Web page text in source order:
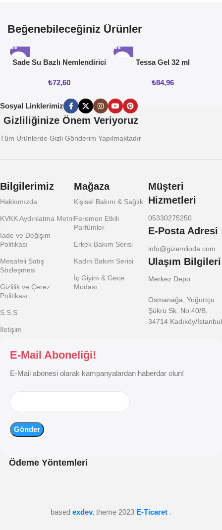
Beğenebileceğiniz Ürünler
Sade Su Bazlı Nemlendirici
₺72,60
Tessa Gel 32 ml
₺84,96
Sosyal Linklerimiz
Gizliliğinize Önem Veriyoruz
Tüm Ürünlerde Gizli Gönderim Yapılmaktadır
Bilgilerimiz
Hakkımızda
KVKK Aydınlatma Metni
İade ve Değişim
Politikası
Mesafeli Satış
Sözleşmesi
Gizlilik ve Çerez
Politikası
S.S.S
İletişim
Mağaza
Kişisel Bakım & Sağlık
Feromon Etkili
Parfümler
Erkek Bakım Serisi
Kadın Bakım Serisi
İç Giyim & Gece
Modası
Müşteri
Hizmetleri
05330275250
E-Posta Adresi
info@gizemlioda.com
Ulaşım Bilgileri
Merkez Depo
Osmanağa, Yoğurtçu
Şükrü Sk. No:40/B,
34714 Kadıköy/İstanbul
E-Mail Aboneliği!
E-Mail abonesi olarak kampanyalardan haberdar olun!
Ödeme Yöntemleri
based exdev. theme 2023 E-Ticaret .